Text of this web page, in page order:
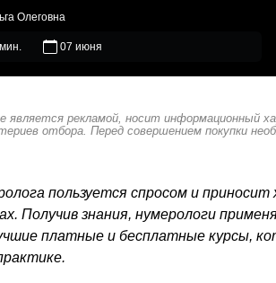
Олеговна
07 июня
является рекламой, носит информационный
отбора. Перед совершением покупки
пользуется спросом и
Получив знания, нумерологи
платные и бесплатные курсы,